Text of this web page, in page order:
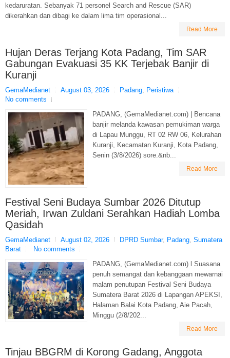
kedaruratan. Sebanyak 71 personel Search and Rescue (SAR)
dikerahkan dan dibagi ke dalam lima tim operasional...
Read More
Hujan Deras Terjang Kota Padang, Tim SAR
Gabungan Evakuasi 35 KK Terjebak Banjir di
Kuranji
GemaMedianet August 03, 2026 Padang, Peristiwa
No comments
PADANG, (GemaMedianet.com) | Bencana
banjir melanda kawasan pemukiman warga
di Lapau Munggu, RT 02 RW 06, Kelurahan
Kuranji, Kecamatan Kuranji, Kota Padang,
Senin (3/8/2026) sore.&nb...
Read More
Festival Seni Budaya Sumbar 2026 Ditutup
Meriah, Irwan Zuldani Serahkan Hadiah Lomba
Qasidah
GemaMedianet August 02, 2026 DPRD Sumbar, Padang, Sumatera
Barat
No comments
PADANG, (GemaMedianet.com) l Suasana
penuh semangat dan kebanggaan mewarnai
malam penutupan Festival Seni Budaya
Sumatera Barat 2026 di Lapangan APEKSI,
Halaman Balai Kota Padang, Aie Pacah,
Minggu (2/8/202...
Read More
Tinjau BBGRM di Korong Gadang, Anggota